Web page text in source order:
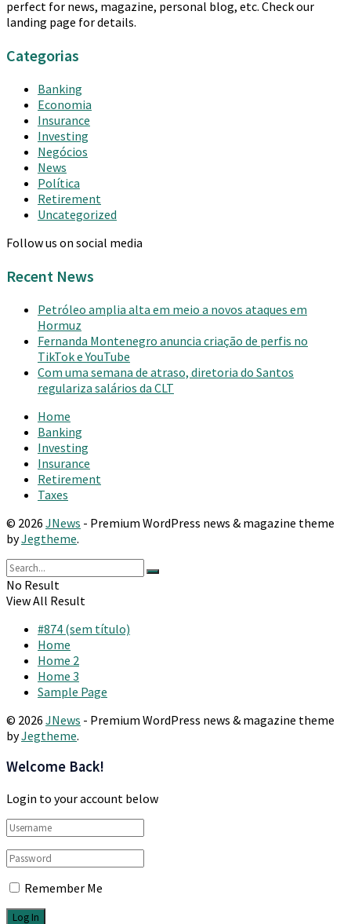
perfect for news, magazine, personal blog, etc. Check our
landing page for details.
Categorias
Banking
Economia
Insurance
Investing
Negócios
News
Política
Retirement
Uncategorized
Follow us on social media
Recent News
Petróleo amplia alta em meio a novos ataques em
Hormuz
Fernanda Montenegro anuncia criação de perfis no
TikTok e YouTube
Com uma semana de atraso, diretoria do Santos
regulariza salários da CLT
Home
Banking
Investing
Insurance
Retirement
Taxes
© 2026 JNews - Premium WordPress news & magazine theme
byJegtheme.
No Result
View All Result
#874 (sem título)
Home
Home 2
Home 3
Sample Page
© 2026 JNews - Premium WordPress news & magazine theme
byJegtheme.
Welcome Back!
Login to your account below
Remember Me